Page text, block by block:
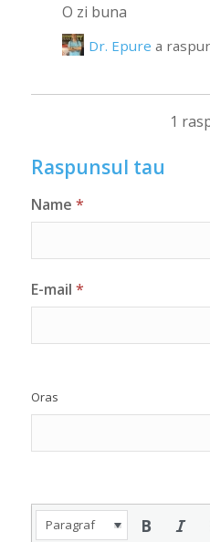
O zi buna
Dr. Epure a
1
Raspunsul tau
Name *
E-mail *
Oras
Paragraf